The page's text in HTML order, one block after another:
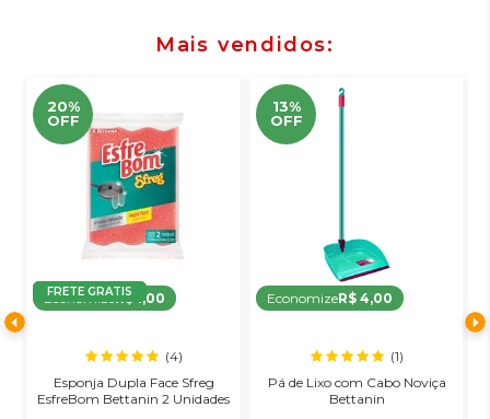
Mais vendidos
FRETE GRATIS
20%
OFF
EconomizeR$ 1,00
(4)
Esponja Dupla Face Sfreg
EsfreBom Bettanin 2 Unidades
13%
OFF
EconomizeR$ 4,00
(1)
Pá de Lixo com Cabo Noviça
Bettanin